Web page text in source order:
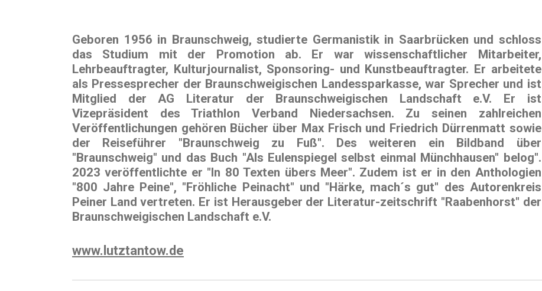
Geboren 1956 in Braunschweig, studierte Germanistik in Saarbrücken und schloss
das Studium mit der Promotion ab. Er war wissenschaftlicher Mitarbeiter,
Lehrbeauftragter, Kulturjournalist, Sponsoring- und Kunstbeauftragter. Er arbeitete
als Pressesprecher der Braunschweigischen Landessparkasse, war Sprecher und ist
Mitglied der AG Literatur der Braunschweigischen Landschaft e.V. Er ist
Vizepräsident des Triathlon Verband Niedersachsen. Zu seinen zahlreichen
Veröffentlichungen gehören Bücher über Max Frisch und Friedrich Dürrenmatt sowie
der Reiseführer "Braunschweig zu Fuß". Des weiteren ein Bildband über
"Braunschweig" und das Buch "Als Eulenspiegel selbst einmal Münchhausen" belog".
2023veröffentlichte er "In 80 Texten übers Meer". Zudem ist er in den Anthologien
"800 Jahre Peine", "Fröhliche Peinacht" und "Härke, mach´s gut" des Autorenkreis
Peiner Landvertreten. Er ist Herausgeber der Literatur-zeitschrift "Raabenhorst" der
Braunschweigischen Landschaft e.V.
www.lutztantow.de